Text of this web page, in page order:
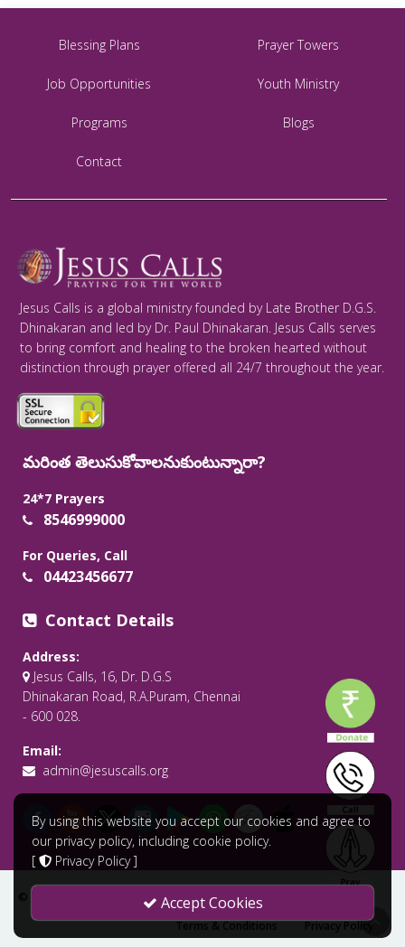
Blessing Plans Prayer Towers
Job Opportunities Youth Ministry
Programs Blogs
Contact
Jesus Calls is a global ministry founded by Late Brother D.G.S.
Dhinakaran and led by Dr. Paul Dhinakaran. Jesus Calls serves
to bring comfort and healing to the broken hearted without
distinction through prayer offered all 24/7 throughout the year.
మరింత తెలుసుకోవాలనుకుంటున్నారా?
24*7 Prayers
8546999000
For Queries, Call
04423456677
Contact Details
Address:
Jesus Calls, 16, Dr. D.G.S
Dhinakaran Road, R.A.Puram, Chennai
- 600 028.
Email:
admin@jesuscalls.org
© 2026 All Rights Reserved .Jesus Calls - Praying for the World
Terms & Conditions
Privacy Policy
By using this website you accept our cookies and agree to
our privacy policy, including cookie policy.
[
Privacy Policy]
Accept Cookies